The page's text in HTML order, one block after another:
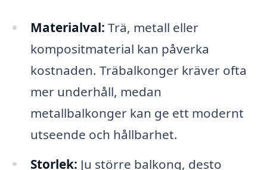
Materialval: Trä, metall eller
kompositmaterial kan påverka
kostnaden. Träbalkonger kräver ofta
mer underhåll, medan
metallbalkonger kan ge ett modernt
utseende och hållbarhet.
Storlek: Ju större balkong, desto